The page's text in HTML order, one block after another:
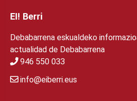
EI! Berri
Debabarrena eskualdeko
actualidad de Debabarrena
946 550 033
info@eiberri.eus